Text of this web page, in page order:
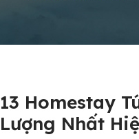
13 Homestay
Lượng Nhất